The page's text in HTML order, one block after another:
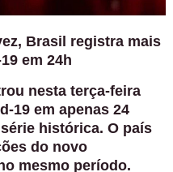
Brasil registra mais
em 24h
nesta terça-feira
19 em apenas 24
histórica. O país
do novo
mesmo período.